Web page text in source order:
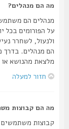
מה הם מנהלים?
מנהלים הם
על הפורומים בכל
ולנעול, לשחרר נעילה,
הם מנהלים. בדרך
מלצאת מהנושא או
חזור למעלה
מה הם קבוצות
קבוצות משתמשים